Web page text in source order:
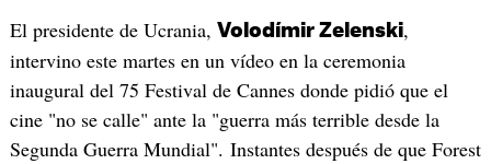
El presidente de Ucrania, Volodímir Zelenski,
intervino este martes en un vídeo en la ceremonia
inaugural del 75 Festival de Cannes donde pidió que el
cine "no se calle" ante la "guerra más terrible desde la
Segunda Guerra Mundial". Instantes después de que Forest